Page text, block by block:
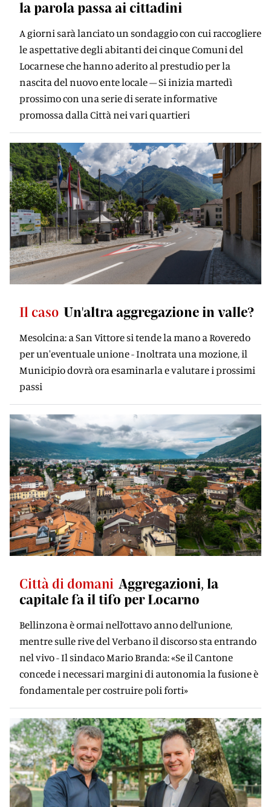
la parola passa ai cittadini
A giorni sarà lanciato un sondaggio con cui raccogliere
le aspettative degli abitanti dei cinque Comuni del
Locarnese che hanno aderito al prestudio per la
nascita del nuovo ente locale – Si inizia martedì
prossimo con una serie di serate informative
promossa dalla Città nei vari quartieri
Il caso Un'altra aggregazione in valle?
Mesolcina: a San Vittore si tende la mano a Roveredo
per un'eventuale unione - Inoltrata una mozione, il
Municipio dovrà ora esaminarla e valutare i prossimi
passi
Città di domani Aggregazioni, la
capitale fa il tifo per Locarno
Bellinzona è ormai nell’ottavo anno dell’unione,
mentre sulle rive del Verbano il discorso sta entrando
nel vivo - Il sindaco Mario Branda: «Se il Cantone
concede i necessari margini di autonomia la fusione è
fondamentale per costruire poli forti»